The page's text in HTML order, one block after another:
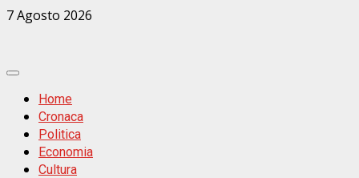
Zum
7 Agosto 2026
Primäres
MenüHome
Cronaca
Politica
Economia
Cultura